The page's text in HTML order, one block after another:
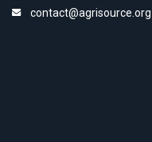
contact@agrisource.org